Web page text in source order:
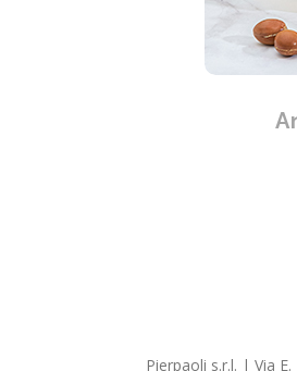
Pierpaoli s.r.l. | Via